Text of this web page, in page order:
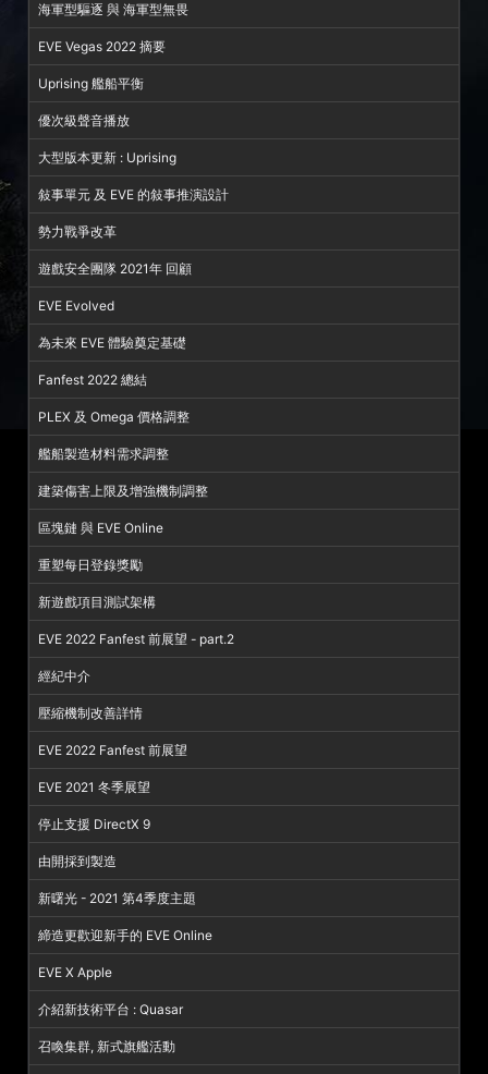
海軍型驅逐 與 海軍型無畏
EVE Vegas 2022 摘要
Uprising 艦船平衡
優次級聲音播放
大型版本更新 : Uprising
敍事單元 及 EVE 的敍事推演設計
勢力戰爭改革
遊戲安全團隊 2021年 回顧
EVE Evolved
為未來 EVE 體驗奠定基礎
Fanfest 2022 總結
PLEX 及 Omega 價格調整
艦船製造材料需求調整
建築傷害上限及增強機制調整
區塊鏈 與 EVE Online
重塑每日登錄獎勵
新遊戲項目測試架構
EVE 2022 Fanfest 前展望 - part.2
經紀中介
壓縮機制改善詳情
EVE 2022 Fanfest 前展望
EVE 2021 冬季展望
停止支援 DirectX 9
由開採到製造
新曙光 - 2021 第4季度主題
締造更歡迎新手的 EVE Online
EVE X Apple
介紹新技術平台 : Quasar
召喚集群, 新式旗艦活動